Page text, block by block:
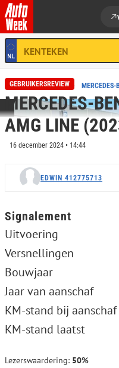
Ga naar de inhoud
HOME REVIEWS MERCEDES-
GEBRUIKERSREVIEW
MERCEDES-
AMG LINE
16 december 2024 • 14:44
EDWIN 412775713
Signalement
Uitvoering
Versnellingen
Bouwjaar
Jaar van aanschaf
KM-stand bij aanschaf
KM-stand laatst
Lezerswaardering: 50%